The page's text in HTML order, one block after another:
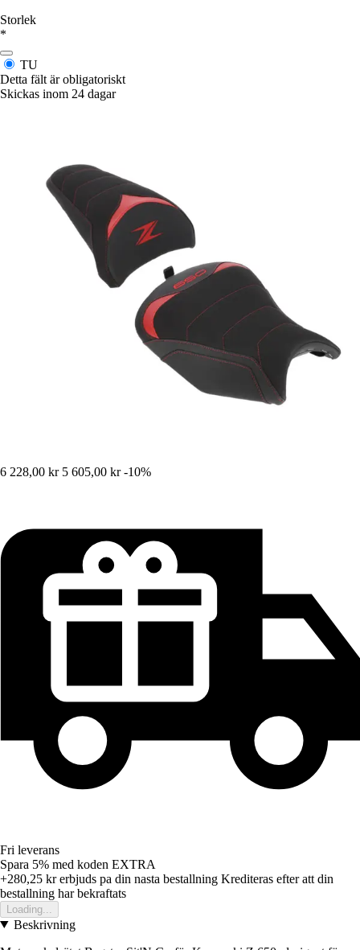
Storlek
*
TU
Detta fält är obligatoriskt
Skickas inom 24 dagar
6 228,00 kr 5 605,00 kr -10%
Fri leverans
Spara 5% med koden EXTRA
+280,25 krerbjuds pa din nasta bestallning Krediteras efter att din
bestallning har bekraftats
Loading...
Beskrivning